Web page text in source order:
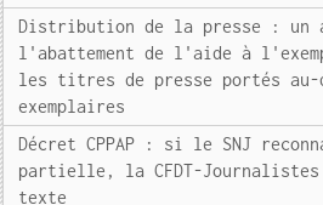
Distribution de la presse : un
l'abattement de l'aide à
les titres de presse portés au-
exemplaires
Décret CPPAP : si le SNJ
partielle, la CFDT-
texte